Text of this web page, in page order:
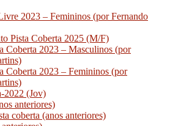
2023 – Femininos (por Fernando
Pista Coberta 2025 (M/F)
Coberta 2023 – Masculinos (por
Coberta 2023 – Femininos (por
2022 (Jov)
anteriores)
coberta (anos anteriores)